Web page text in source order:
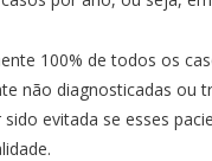
100% de todos os
não diagnosticadas ou
evitada se esses